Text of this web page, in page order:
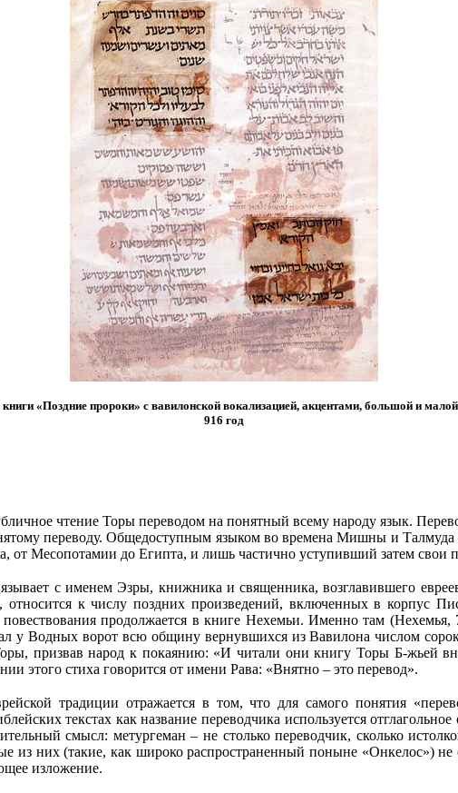
«Поздние пророки» с вавилонской вокализацией, акцентами, большой и
916 год
чтение Торы переводом на понятный всему народу язык.
переводу. Общедоступным языком во времена Мишны и
Месопотамии до Египта, и лишь частично уступивший затем свои
с именем Эзры, книжника и священника, возглавившего
к числу поздних произведений, включенных в корпус
повествования продолжается в книге Нехемьи. Именно там
у Водных ворот всю общину вернувшихся из Вавилона числом
призвав народ к покаянию: «И читали они книгу Торы Б-жьей
этого стиха говорится от имени Рава: «Внятно – это перевод».
традиции отражается в том, что для самого понятия
текстах как название переводчика используется
смысл: метургеман – не столько переводчик, сколько
из них (такие, как широко распространенный поныне «Онкелос») не
изложение.